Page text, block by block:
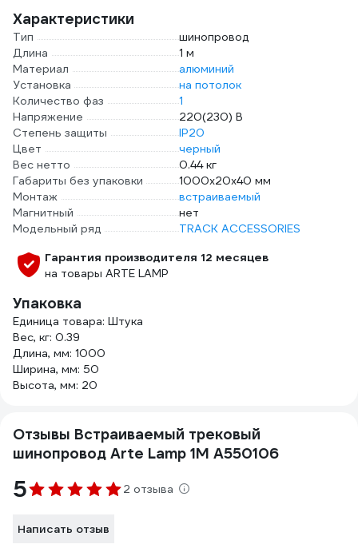
Характеристики
Тип
шинопровод
Длина
1 м
Материал
алюминий
Установка
на потолок
Количество фаз
1
Напряжение
220(230) В
Степень защиты
IP20
Цвет
черный
Вес нетто
0.44 кг
Габариты без упаковки
1000х20х40 мм
Монтаж
встраиваемый
Магнитный
нет
Модельный ряд
TRACK ACCESSORIES
Гарантия производителя 12 месяцев
на товары ARTE LAMP
Упаковка
Единица товара: Штука
Вес, кг: 0.39
Длина, мм: 1000
Ширина, мм: 50
Высота, мм: 20
Отзывы Встраиваемый трековый
шинопровод Arte Lamp 1M A550106
5 2 отзыва
Написать отзыв